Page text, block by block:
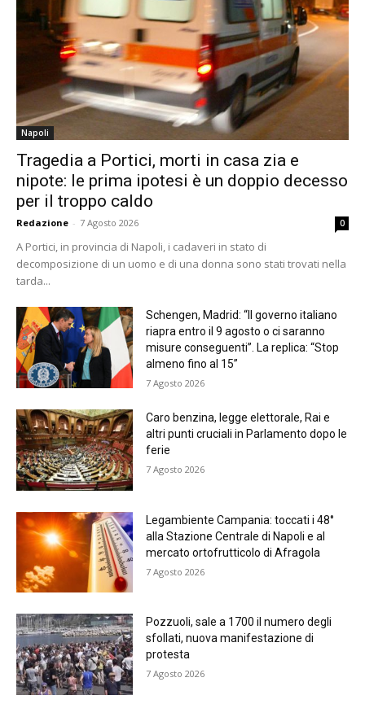
Napoli
Tragedia a Portici, morti in casa zia e
nipote: le prima ipotesi è un doppio decesso
per il troppo caldo
Redazione - 7 Agosto 2026 0
A Portici, in provincia di Napoli, i cadaveri in stato di
decomposizione di un uomo e di una donna sono stati trovati nella
tarda...
Schengen, Madrid: “Il governo italiano
riapra entro il 9 agosto o ci saranno
misure conseguenti”. La replica: “Stop
almeno fino al 15”
7 Agosto 2026
Caro benzina, legge elettorale, Rai e
altri punti cruciali in Parlamento dopo le
ferie
7 Agosto 2026
Legambiente Campania: toccati i 48°
alla Stazione Centrale di Napoli e al
mercato ortofrutticolo di Afragola
7 Agosto 2026
Pozzuoli, sale a 1700 il numero degli
sfollati, nuova manifestazione di
protesta
7 Agosto 2026